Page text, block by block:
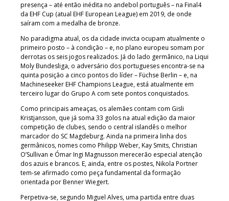
presença – até então inédita no andebol português – na Final4
da EHF Cup (atual EHF European League) em 2019, de onde
saíram com a medalha de bronze.
No paradigma atual, os da cidade invicta ocupam atualmente o
primeiro posto – à condição – e, no plano europeu somam por
derrotas os seis jogos realizados. Já do lado germânico, na Liqui
Moly Bundesliga, o adversário dos portugueses encontra-se na
quinta posição a cinco pontos do líder – Füchse Berlin – e, na
Machineseeker EHF Champions League, está atualmente em
terceiro lugar do Grupo A com sete pontos conquistados.
Como principais ameaças, os alemães contam com Gisli
Kristjansson, que já soma 33 golos na atual edição da maior
competição de clubes, sendo o central islandês o melhor
marcador do SC Magdeburg. Ainda na primeira linha dos
germânicos, nomes como Philipp Weber, Kay Smits, Christian
O’Sullivan e Ómar Ingi Magnusson merecerão especial atenção
dos azuis e brancos. E, ainda, entre os postes, Nikola Portner
tem-se afirmado como peça fundamental da formação
orientada por Benner Wiegert.
Perpetiva-se, segundo Miguel Alves, uma partida entre duas